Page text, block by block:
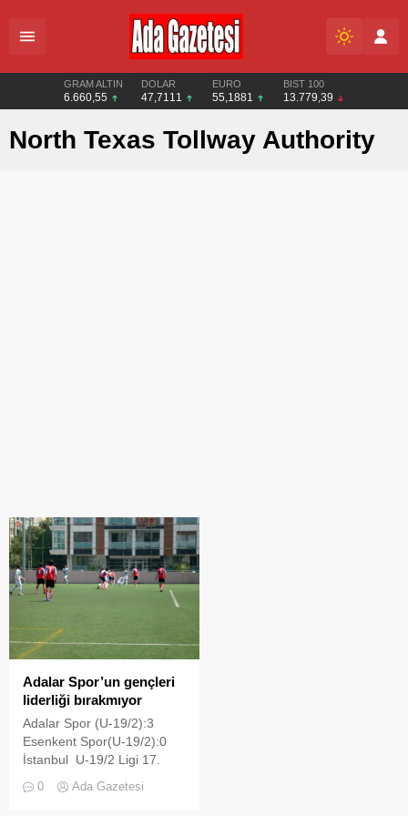
GRAM ALTIN
6.660,55
DOLAR
47,7111
EURO
55,1881
BIST 100
13.779,39
North Texas Tollway Authority
Adalar Spor’un gençleri
liderliği bırakmıyor
Adalar Spor (U-19/2):3
Esenkent Spor(U-19/2):0
İstanbul U-19/2 Ligi 17.
Adalar Spor(U-19/2),
0 Ada Gazetesi